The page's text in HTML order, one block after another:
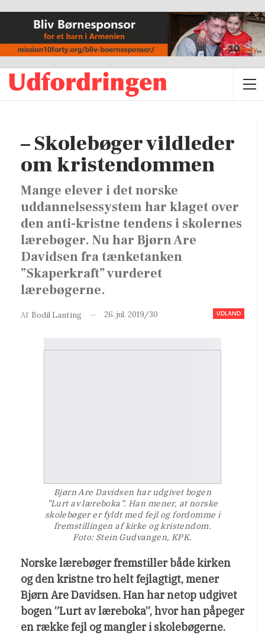
– Skolebøger vildleder
om kristendommen
Mange elever i det norske
uddannelsessystem har klaget over
den anti-kristne tendens i skolernes
lærebøger. Nu har Bjørn Are
Davidsen fra tænketanken
”Skaperkraft” vurderet
lærebøgerne.
UDLAND
Af Bodil Lanting 26. jul. 2019/30
Bjørn Are Davidsen har udgivet bogen
”Lurt av læreboka”. Han mener, at norske
skolebøger er fyldt med fejl og fordomme i
fremstillingen af kirke og kristendom.
Foto: Stein Gudvangen, KPK.
Norske lærebøger fremstiller både kirken
og den kristne tro helt fejlagtigt, mener
Bjørn Are Davidsen. Han har netop udgivet
bogen ”Lurt av læreboka”, hvor han påpeger
en række fejl og mangler i skolebøgerne.